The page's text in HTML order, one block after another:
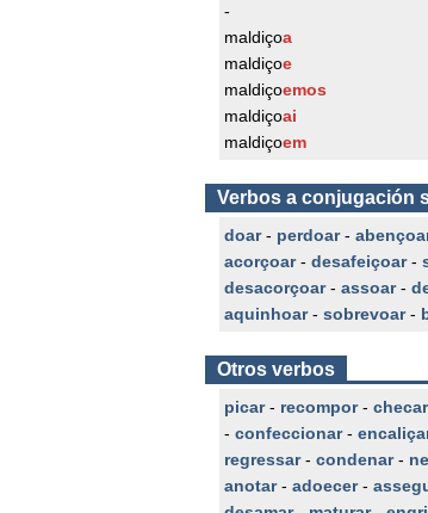
-
maldiçoa
maldiçoe
maldiçoemos
maldiçoai
maldiçoem
Verbos a conjugación
doar- perdoar-
acorçoar- desafeiçoar-
desacorçoar- assoar-
aquinhoar- sobrevoar-
Otros verbos
picar- recompor- checar
- confeccionar-
regressar- condenar-
anotar- adoecer-